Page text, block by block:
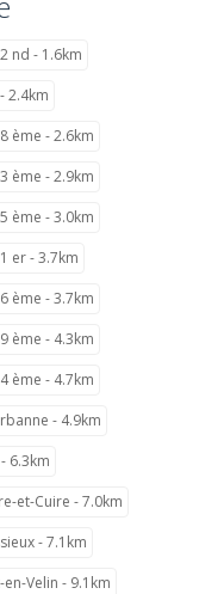
nd - 1.6km
2.4km
ème - 2.6km
ème - 2.9km
ème - 3.0km
er - 3.7km
ème - 3.7km
ème - 4.3km
ème - 4.7km
- 4.9km
6.3km
et-Cuire - 7.0km
- 7.1km
Velin - 9.1km